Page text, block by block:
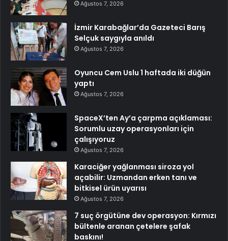
Ağustos 7, 2026
İzmir Karabağlar’da Gazeteci Barış
Selçuk saygıyla anıldı
Ağustos 7, 2026
Oyuncu Cem Uslu 1 haftada iki düğün
yaptı
Ağustos 7, 2026
SpaceX’ten Ay’a çarpma açıklaması:
Sorumlu uzay operasyonları için
çalışıyoruz
Ağustos 7, 2026
Karaciğer yağlanması siroza yol
açabilir: Uzmandan erken tanı ve
bitkisel ürün uyarısı
Ağustos 7, 2026
7 suç örgütüne dev operasyon: Kırmızı
bültenle aranan çetelere şafak
baskını!